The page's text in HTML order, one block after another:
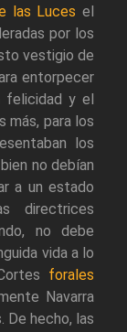
las Luces el
por los
vestigio de
entorpecer
felicidad y el
más, para los
los
no debían
a un estado
directrices
no debe
vida a lo
forales
Navarra
De hecho, las